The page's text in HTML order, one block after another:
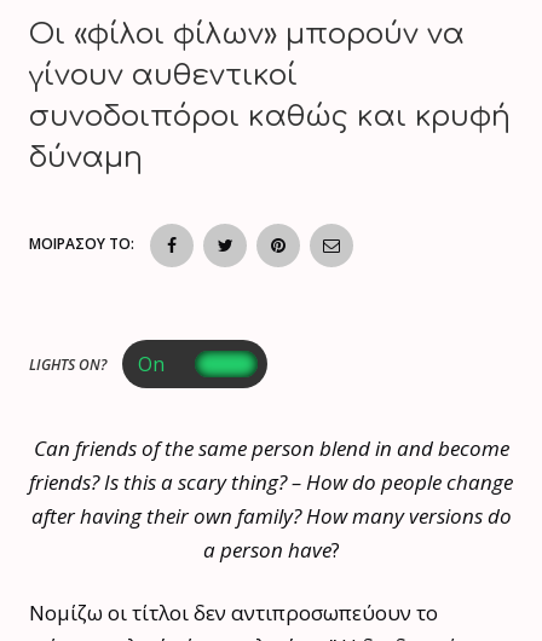
Οι «φίλοι φίλων» μπορούν να
γίνουν αυθεντικοί
συνοδοιπόροι καθώς και κρυφή
δύναμη
ΜΟΙΡΑΣΟΥ ΤΟ:
LIGHTS ON?
Can friends of the same person blend in and become
friends? Is this a scary thing? – How do people change
after having their own family? How many versions do
a person have?
Νομίζω οι τίτλοι δεν αντιπροσωπεύουν το